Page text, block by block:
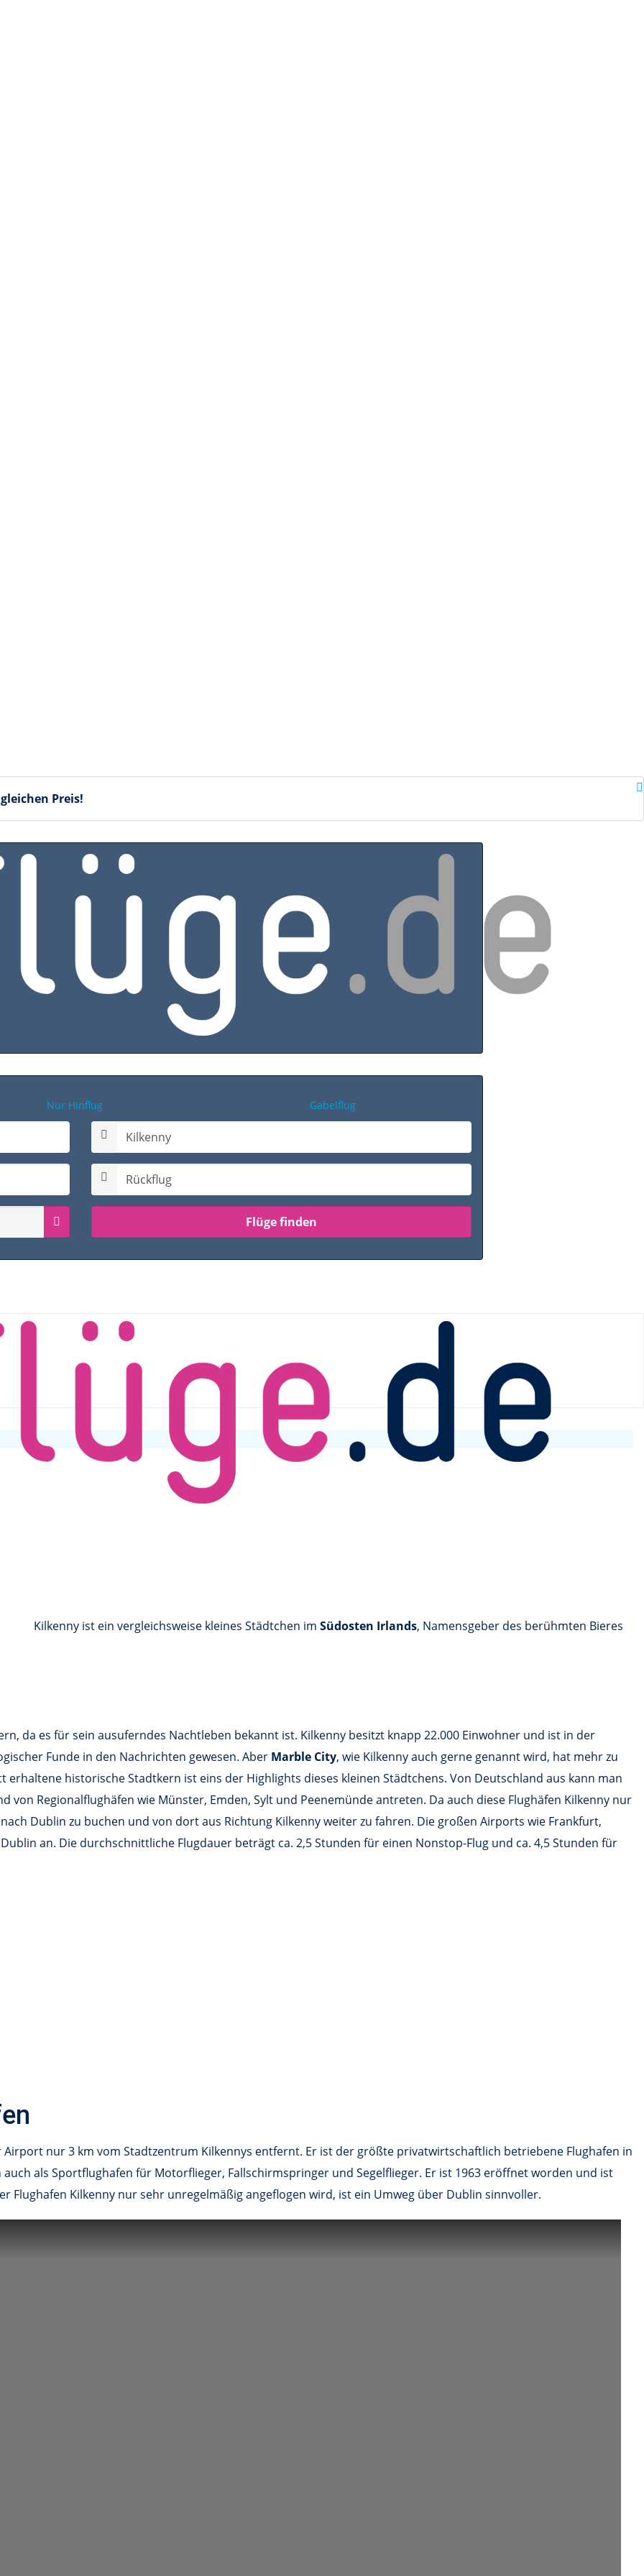
Preis!
Nur Hinflug Gabelflug
Rückflugdatum auswählen
Kilkenny ist ein vergleichsweise kleines Städtchen im Südosten Irlands, Namensgeber des berühmten Bieres
da es für sein ausuferndes Nachtleben bekannt ist. Kilkenny besitzt knapp 22.000 Einwohner und ist in der
Funde in den Nachrichten gewesen. Aber Marble City, wie Kilkenny auch gerne genannt wird, hat mehr zu
historische Stadtkern ist eins der Highlights dieses kleinen Städtchens. Von Deutschland aus kann man
von Regionalflughäfen wie Münster, Emden, Sylt und Peenemünde antreten. Da auch diese Flughäfen Kilkenny nur
Dublin zu buchen und von dort aus Richtung Kilkenny weiter zu fahren. Die großen Airports wie Frankfurt,
an. Die durchschnittliche Flugdauer beträgt ca. 2,5 Stunden für einen Nonstop-Flug und ca. 4,5 Stunden für
nur 3 km vom Stadtzentrum Kilkennys entfernt. Er ist der größte privatwirtschaftlich betriebene Flughafen in
als Sportflughafen für Motorflieger, Fallschirmspringer und Segelflieger. Er ist 1963 eröffnet worden und ist
Flughafen Kilkenny nur sehr unregelmäßig angeflogen wird, ist ein Umweg über Dublin sinnvoller.